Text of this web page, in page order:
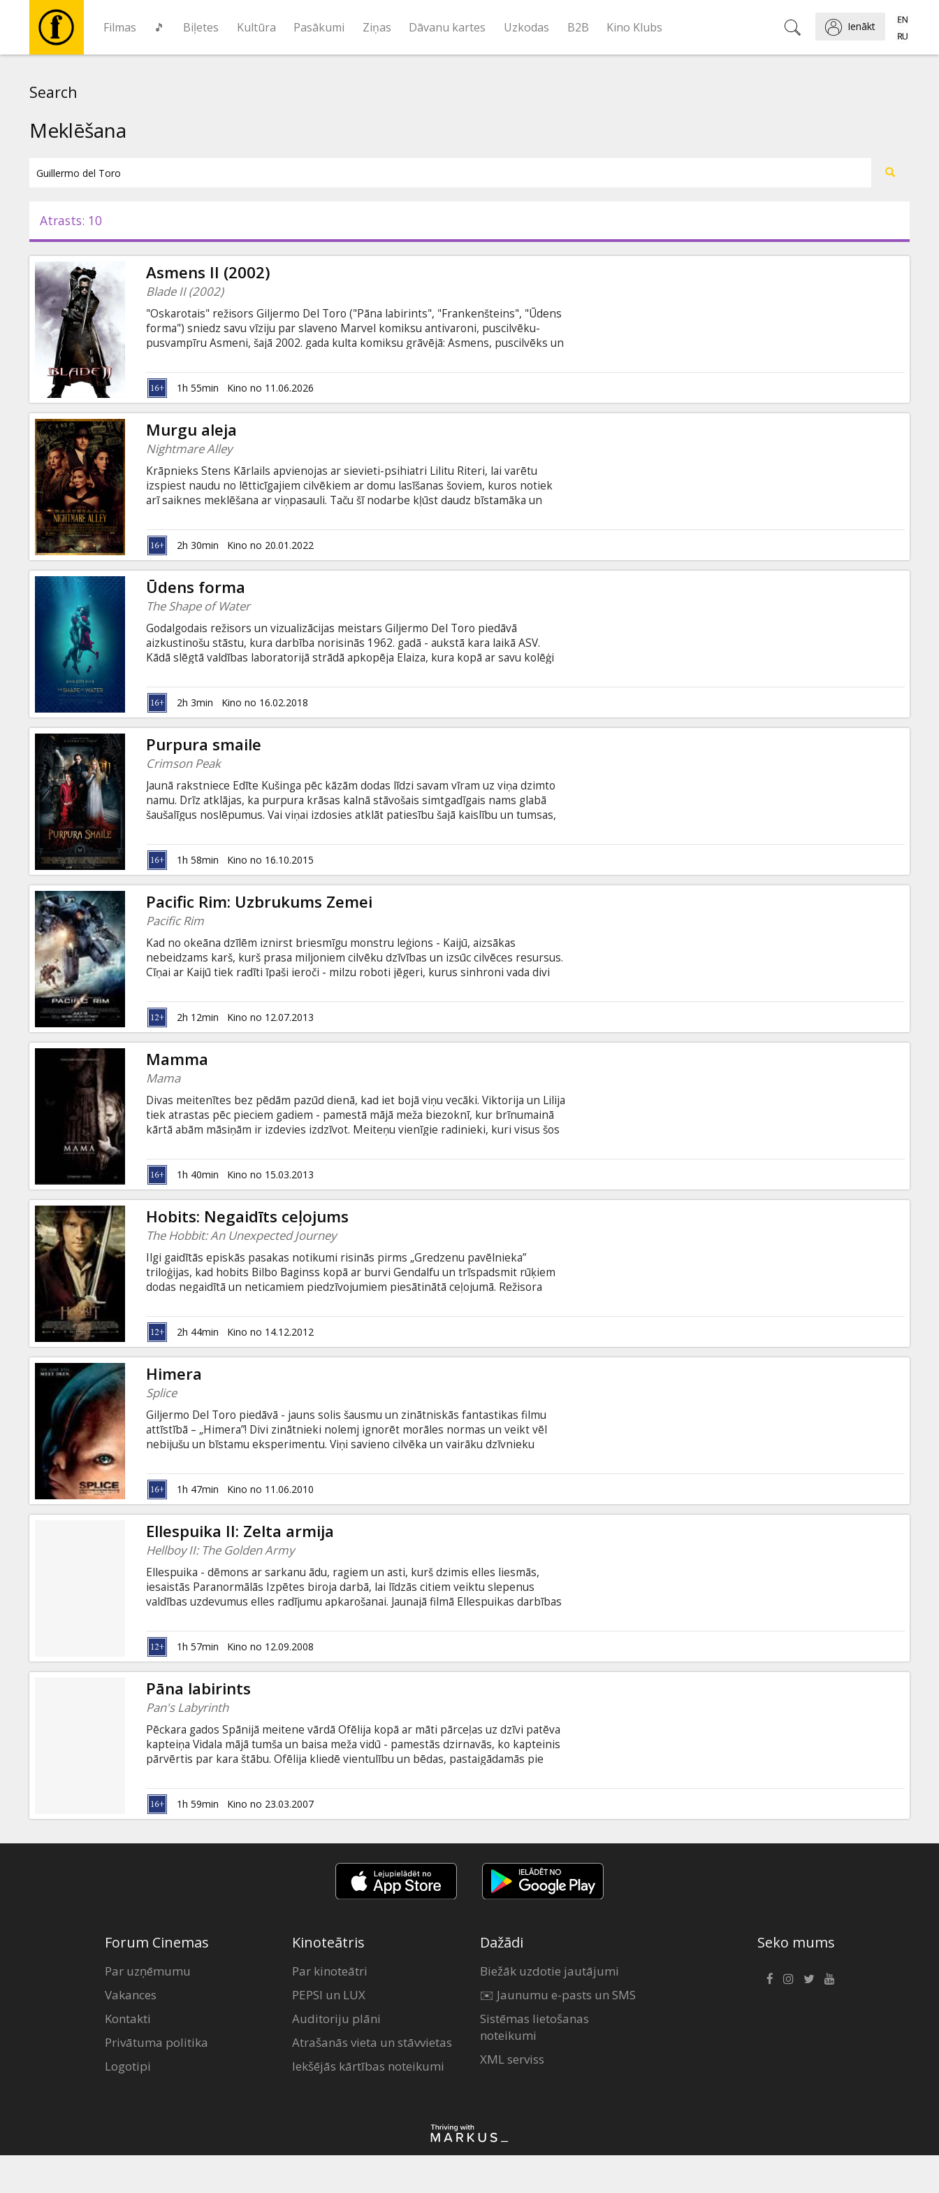
Filmas 🎵 Biļetes Kultūra Pasākumi Ziņas Dāvanu kartes Uzkodas B2B Kino Klubs Ienākt
Pasākumi
Ziņas
Dāvanu
kartes
Uzkodas
B2B
Kino
Klubs
Search
Meklēšana
Atrasts: 10
Asmens II (2002)
Blade II (2002)
"Oskarotais" režisors Giljermo Del Toro ("Pāna labirints", "Frankenšteins", "Ūdens
forma") sniedz savu vīziju par slaveno Marvel komiksu antivaroni, puscilvēku-
pusvampīru Asmeni, šajā 2002. gada kulta komiksu grāvējā: Asmens, puscilvēks un
vampīru-mutantu paveids, kas apdraud gan cilvēkus, gan pašus vampīrus. Spiests
noslēgt trauslu aliansi ar saviem bijušajiem ienaidniekiem, Asmens vada īpašu
komandu cīņā pret šīm nāvējošajām radībām, vienlaikus saskaroties ar iekšējiem
konfliktiem un spēcīgiem pretiniekiem.
1h 55min Kino no 11.06.2026
Murgu aleja
Nightmare Alley
Krāpnieks Stens Kārlails apvienojas ar sievieti-psihiatri Lilitu Riteri, lai varētu
izspiest naudu no lētticīgajiem cilvēkiem ar domu lasīšanas šoviem, kuros notiek
arī saiknes meklēšana ar viņpasauli. Taču šī nodarbe kļūst daudz bīstamāka un
latviešu un krievu valodā.
2h 30min Kino no 20.01.2022
Ūdens forma
The Shape of Water
Godalgodais režisors un vizualizācijas meistars Giljermo Del Toro piedāvā
aizkustinošu stāstu, kura darbība norisinās 1962. gadā - aukstā kara laikā ASV.
Kādā slēgtā valdības laboratorijā strādā apkopēja Elaiza, kura kopā ar savu kolēģi
eksperimenta objektu. No šī brīža Elaizas dzīve izmainās uz visiem laikiem. Filma
angļu valodā ar subtitriem latviešu un krievu valodā.
2h 3min Kino no 16.02.2018
Purpura smaile
Crimson Peak
Jaunā rakstniece Edīte Kušinga pēc kāzām dodas līdzi savam vīram uz viņa dzimto
namu. Drīz atklājas, ka purpura krāsas kalnā stāvošais simtgadīgais nams glabā
šaušalīgus noslēpumus. Vai viņai izdosies atklāt patiesību šajā kaislību un tumsas,
valodā.
1h 58min Kino no 16.10.2015
Pacific Rim: Uzbrukums Zemei
Pacific Rim
Kad no okeāna dzīlēm iznirst briesmīgu monstru leģions - Kaijū, aizsākas
nebeidzams karš, kurš prasa miljoniem cilvēku dzīvības un izsūc cilvēces resursus.
Cīņai ar Kaijū tiek radīti īpaši ieroči - milzu roboti jēgeri, kurus sinhroni vada divi
nežēlīgā leģiona priekšā. Cilvēce ir gandrīz iznīcināta un vienīgie, kas vēl varētu
ļaudis glābt, ir kāds izbijis pilots un nepieredzējusi praktikante, kuriem tiek
uzticēta savu laiku nokalpojušā milzu robota jēgera vadība.
2h 12min Kino no 12.07.2013
Mamma
Mama
Divas meitenītes bez pēdām pazūd dienā, kad iet bojā viņu vecāki. Viktorija un Lilija
tiek atrastas pēc pieciem gadiem - pamestā mājā meža biezoknī, kur brīnumainā
kārtā abām māsiņām ir izdevies izdzīvot. Meiteņu vienīgie radinieki, kuri visus šos
izrādās, ka visus šos gadus meitenītes nav bijušas vienas... Filmas izpildproducents
- Guillermo del Toro (Pan's Labyrinth, Hellboy u.c.). Filma tiek demonstrēta angļu
valodā, ar subtitriem latviešu un krievu valodā.
1h 40min Kino no 15.03.2013
Hobits: Negaidīts ceļojums
The Hobbit: An Unexpected Journey
Ilgi gaidītās episkās pasakas notikumi risinās pirms „Gredzenu pavēlnieka”
triloģijas, kad hobits Bilbo Baginss kopā ar burvi Gendalfu un trīspadsmit rūķiem
dodas negaidītā un neticamiem piedzīvojumiem piesātinātā ceļojumā. Režisora
„Gredzenu pavēlnieka” triloģijas dalībniekus. Filma uzņemta 3D formātā,
izmantojot jaunākās tehnoloģijas.
2h 44min Kino no 14.12.2012
Himera
Splice
Giljermo Del Toro piedāvā - jauns solis šausmu un zinātniskās fantastikas filmu
attīstībā – „Himera”! Divi zinātnieki nolemj ignorēt morāles normas un veikt vēl
nebijušu un bīstamu eksperimentu. Viņi savieno cilvēka un vairāku dzīvnieku
Drena. Drena attīstās ļoti ātri, līdz kļūst par skaistu, bet ļoti bīstamu himeru. Viņas
attiecības ar saviem radītājiem šķiet stipras un skaistas, taču tikai līdz kādam
brīdim...
1h 47min Kino no 11.06.2010
Ellespuika II: Zelta armija
Hellboy II: The Golden Army
Ellespuika - dēmons ar sarkanu ādu, ragiem un asti, kurš dzimis elles liesmās,
iesaistās Paranormālās Izpētes biroja darbā, lai līdzās citiem veiktu slepenus
valdības uzdevumus elles radījumu apkarošanai. Jaunajā filmā Ellespuikas darbības
draudiem visai cilvēcei. 2003.gadā izrādītās filmas „Ellespuika” turpinājums.
1h 57min Kino no 12.09.2008
Pāna labirints
Pan's Labyrinth
Pēckara gados Spānijā meitene vārdā Ofēlija kopā ar māti pārceļas uz dzīvi patēva
kapteiņa Vidala mājā tumša un baisa meža vidū - pamestās dzirnavās, ko kapteinis
pārvērtis par kara štābu. Ofēlija kliedē vientulību un bēdas, pastaigādamās pie
pavadīta, Ofēlija iziet cauri labirintam un nokļūst Pāna valstībā, ko apdzīvo
fantastiskas būtnes.
1h 59min Kino no 23.03.2007
Forum Cinemas
Par uzņēmumu
Vakances
Kontakti
Privātuma politika
Logotipi
Kinoteātris
Par kinoteātri
PEPSI un LUX
Auditoriju plāni
Atrašanās vieta un stāvvietas
Iekšējās kārtības noteikumi
Dažādi
Biežāk uzdotie jautājumi
✉️ Jaunumu e-pasts un SMS
Sistēmas lietošanas
noteikumi
XML serviss
Seko mums